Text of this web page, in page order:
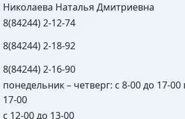
Николаева Наталья Дмитриевна
8(84244) 2-12-74
8(84244) 2-18-92
8(84244) 2-16-90
понедельник – четверг: с 8-00 до 17-
17-00
с 12-00 до 13-00